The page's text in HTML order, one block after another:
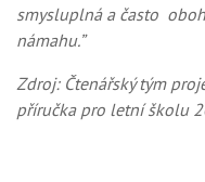
smysluplná a často
námahu.”
Zdroj: Čtenářský tým
příručka pro letní školu